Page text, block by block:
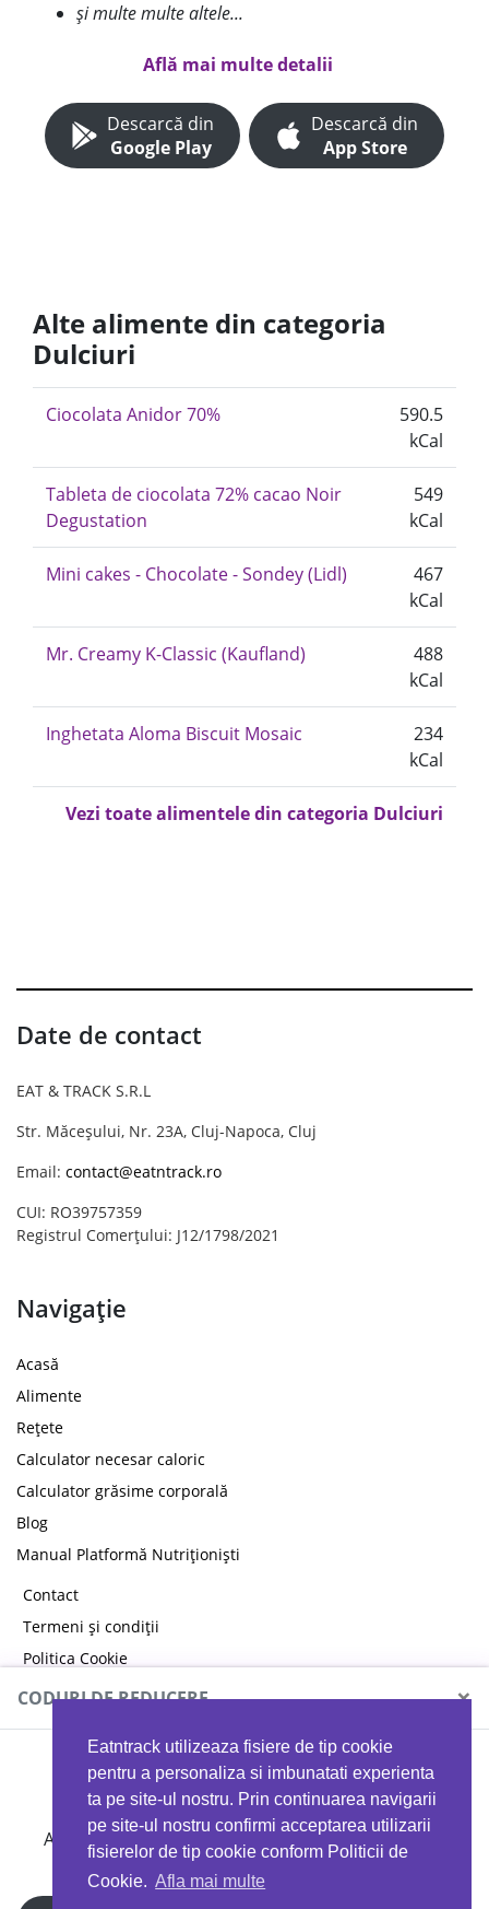
Eatntrack utilizeaza fisiere de tip cookie
pentru a personaliza si imbunatati experienta
ta pe site-ul nostru. Prin continuarea navigarii
pe site-ul nostru confirmi acceptarea utilizarii
fisierelor de tip cookie conform Politicii de
Cookie. Afla mai multe
și multe multe altele...
Află mai multe detalii
Descarcă din
Google Play
Descarcă din
App Store
Alte alimente din categoria
Dulciuri
Ciocolata Anidor 70%
590.5
kCal
Tableta de ciocolata 72% cacao Noir
Degustation
549
kCal
Mini cakes - Chocolate - Sondey (Lidl)
467
kCal
Mr. Creamy K-Classic (Kaufland)
488
kCal
Inghetata Aloma Biscuit Mosaic
234
kCal
Vezi toate alimentele din categoria Dulciuri
Date de contact
EAT & TRACK S.R.L
Str. Măceșului, Nr. 23A, Cluj-Napoca, Cluj
Email: contact@eatntrack.ro
CUI: RO39757359
Registrul Comerțului: J12/1798/2021
Navigație
Acasă
Alimente
Rețete
Calculator necesar caloric
Calculator grăsime corporală
Blog
Manual Platformă Nutriționiști
Contact
Termeni și condiții
Politica Cookie
Politica de confidențialitate
CODURI DE REDUCERE ×
MYPROTEIN
Ai 40%reducere la orice comandă folosind codul
EATTRACK